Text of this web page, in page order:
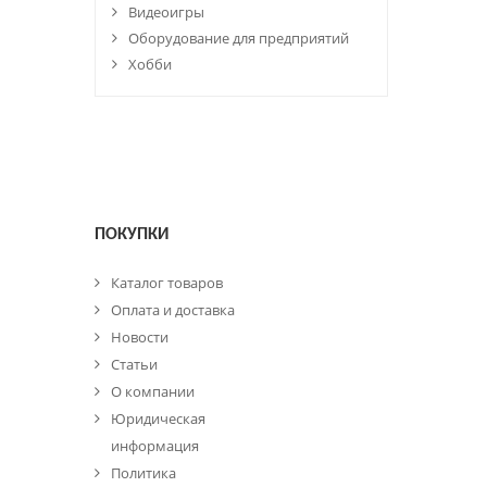
Видеоигры
Оборудование для предприятий
Хобби
ПОКУПКИ
Каталог товаров
Оплата и доставка
Новости
Статьи
О компании
Юридическая
информация
Политика